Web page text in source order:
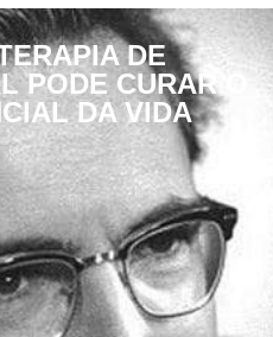
DE
PODE CURAR O
DA VIDA